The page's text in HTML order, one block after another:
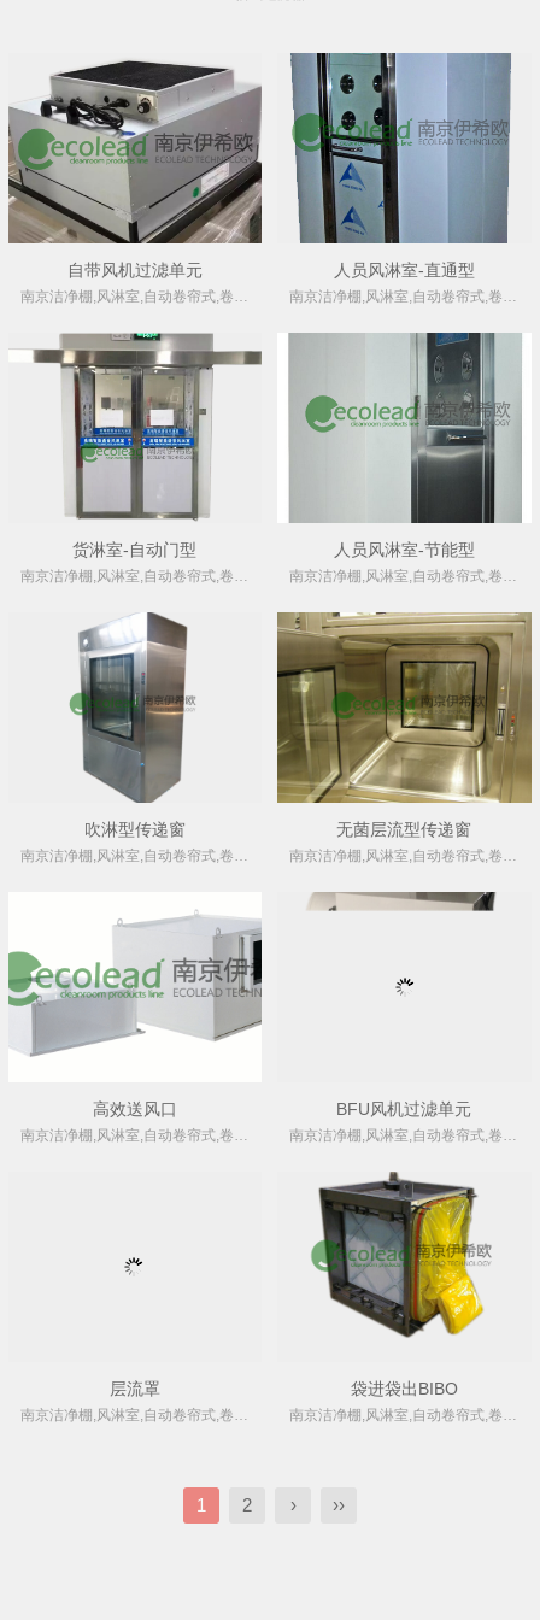
自带风机过滤单元
南京洁净棚,风淋室,自动卷帘式,卷绕式空气过滤器厂家
人员风淋室-直通型
南京洁净棚,风淋室,自动卷帘式,卷绕式空气过滤器厂家
货淋室-自动门型
南京洁净棚,风淋室,自动卷帘式,卷绕式空气过滤器厂家
人员风淋室-节能型
南京洁净棚,风淋室,自动卷帘式,卷绕式空气过滤器厂家
吹淋型传递窗
南京洁净棚,风淋室,自动卷帘式,卷绕式空气过滤器厂家
无菌层流型传递窗
南京洁净棚,风淋室,自动卷帘式,卷绕式空气过滤器厂家
高效送风口
南京洁净棚,风淋室,自动卷帘式,卷绕式空气过滤器厂家
BFU风机过滤单元
南京洁净棚,风淋室,自动卷帘式,卷绕式空气过滤器厂家
层流罩
南京洁净棚,风淋室,自动卷帘式,卷绕式空气过滤器厂家
袋进袋出BIBO
南京洁净棚,风淋室,自动卷帘式,卷绕式空气过滤器厂家
1 2 › ››